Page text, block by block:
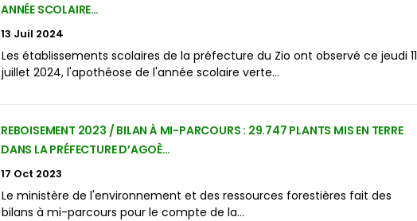
ANNÉE SCOLAIRE…
13 Juil 2024
Les établissements scolaires de la préfecture du Zio ont observé ce jeudi 11
juillet 2024, l'apothéose de l'année scolaire verte…
REBOISEMENT 2023 / BILAN À MI-PARCOURS : 29.747 PLANTS MIS EN TERRE
DANS LA PRÉFECTURE D’AGOÈ…
17 Oct 2023
Le ministère de l'environnement et des ressources forestières fait des
bilans à mi-parcours pour le compte de la…